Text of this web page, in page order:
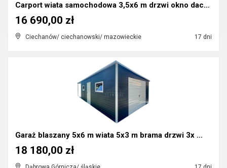
Carport wiata samochodowa 3,5x6 m drzwi okno dach ...
Ciechanów/ ciechanowski/ mazowieckie 17 dni
16 690,00 zł
Garaż blaszany 5x6 m wiata 5x3 m brama drzwi 3x ...
18 180,00 zł